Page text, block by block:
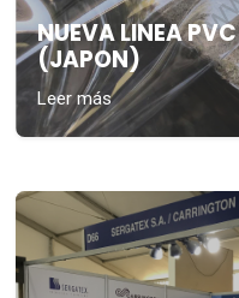
NUEVA LINEA
(JAPON)
Leer más